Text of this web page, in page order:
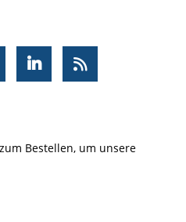
Bestellen, um unsere